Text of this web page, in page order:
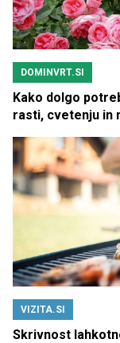
DOMINVRT.SI
Kako dolgo
rasti, cvetenju in
VIZITA.SI
Skrivnost